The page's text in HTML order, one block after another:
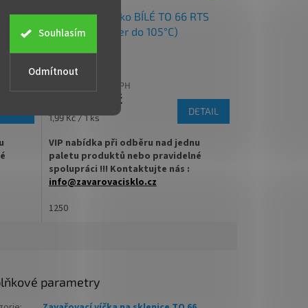
Odmítnout
Souhlasím
TO
Zavařovací víčko BÍLÉ TO 66 RTS
KARTON (paster do 105°C)
2 055,79 Kč bez DPH
2 487,50 Kč
Měrná
1,99 Kč / 1 ks
DETAIL
VIP nabídka při odběru nad jednu
paletu produktů nebo pravidelné
spolupráci !!! Kontaktujte nás :
info@zavarovacisklo.cz
✅Víčko Twist Off RTS pro pasteraci do 105
✅ Objednávejte varianty víček TO 66
1250
parametry